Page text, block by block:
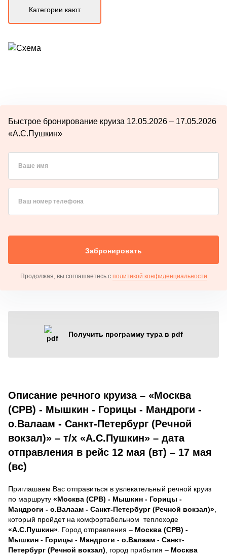
Категории кают
Быстрое бронирование круиза 12.05.2026 – 17.05.2026
«А.С.Пушкин»
Ваше имя
Ваш номер телефона
Забронировать
Продолжая, вы соглашаетесь с политикой конфиденциальности
Получить программу тура в pdf
Описание речного круиза – «Москва
(СРВ) - Мышкин - Горицы - Мандроги -
о.Валаам - Санкт-Петербург (Речной
вокзал)» – т/х «А.С.Пушкин» – дата
отправления в рейс 12 мая (вт) – 17 мая
(вс)
Приглашаем Вас отправиться в увлекательный речной круиз
по маршруту «Москва (СРВ) - Мышкин - Горицы -
Мандроги - о.Валаам - Санкт-Петербург (Речной вокзал)»
который пройдет на комфортабельном теплоходе
«А.С.Пушкин» . Город отправления – Москва (СРВ) -
Мышкин - Горицы - Мандроги - о.Валаам - Санкт-
Петербург (Речной вокзал) , город прибытия – Москва